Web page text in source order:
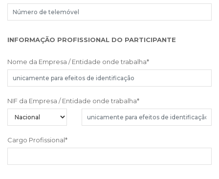
INFORMAÇÃO PROFISSIONAL DO PARTICIPANTE
Nome da Empresa / Entidade onde trabalha*
NIF da Empresa / Entidade onde trabalha*
Cargo Profissional*